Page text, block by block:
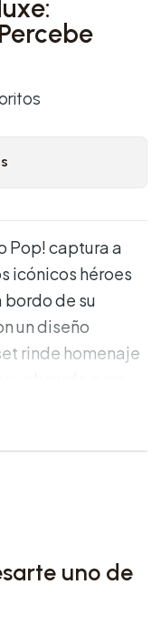
Pop! captura a
icónicos héroes
bordo de su
un diseño
rinde homenaje
subacuáticos.
base tipo
uno de